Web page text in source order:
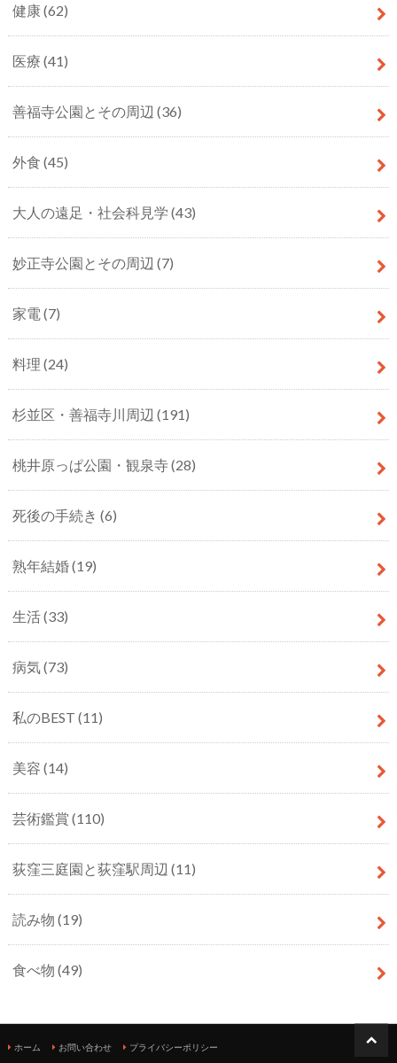
健康(62)
医療 (41)
善福寺公園とその周辺 (36)
外食 (45)
大人の遠足・社会科見学 (43)
妙正寺公園とその周辺 (7)
家電 (7)
料理 (24)
杉並区・善福寺川周辺 (191)
桃井原っぱ公園・観泉寺(28)
死後の手続き (6)
熟年結婚(19)
生活(33)
病気(73)
私のBEST (11)
美容 (14)
芸術鑑賞 (110)
荻窪三庭園と荻窪駅周辺 (11)
読み物 (19)
食べ物 (49)
ホーム お問い合わせ プライバシーポリシー